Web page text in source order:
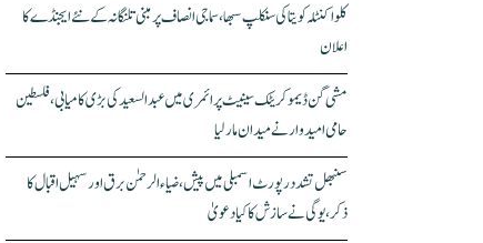
کلواکنٹلہ کویتا کی سنکلپ سبھا، سماجی انصاف پر مبنی تلنگانہ کے نئے ایجنڈے کا
اعلان
مشی گن ڈیموکریٹک سینیٹ پرائمری میں عبدالسعید کی بڑی کامیابی، فلسطین
حامی امیدوار نے میدان مار لیا
سنبھل تشدد رپورٹ اسمبلی میں پیش، ضیاء الرحمٰن برق اور سہیل اقبال کا
ذکر، یوگی نے سازش کا کیا دعویٰ